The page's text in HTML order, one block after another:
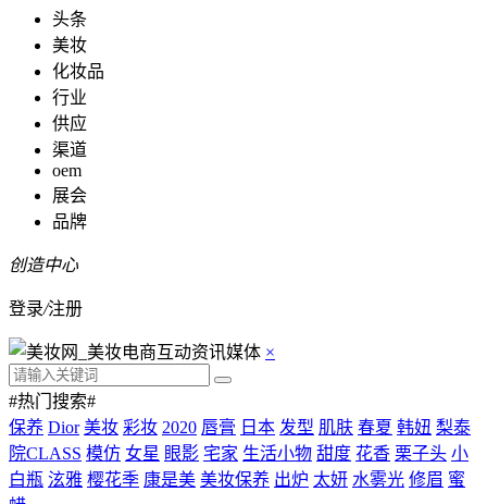
头条
美妆
化妆品
行业
供应
渠道
oem
展会
品牌
创造中心
登录/注册
×
#热门搜索#
保养 Dior 美妆 彩妆 2020 唇膏 日本 发型 肌肤 春夏 韩妞 梨泰
院CLASS 模仿 女星 眼影 宅家 生活小物 甜度 花香 栗子头 小
白瓶 泫雅 樱花季 康是美 美妆保养 出炉 太妍 水雾光 修眉 蜜